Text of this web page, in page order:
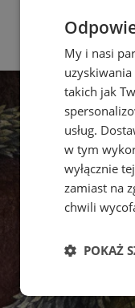
My i nasi
takich jak
usług.
w tym
wyłącznie
zamiast na
chwili
POKAŻ